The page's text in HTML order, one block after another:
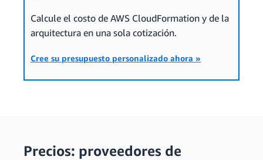
Calcule el costo de AWS CloudFormation y de la
arquitectura en una sola cotización.
Cree su presupuesto personalizado ahora »
Precios: proveedores de